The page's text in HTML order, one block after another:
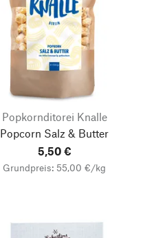
Popkornditorei Knalle
Popcorn Salz & Butter
5,50 €
Grundpreis: 55,00 €/kg